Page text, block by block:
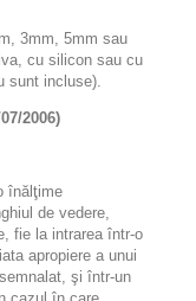
3mm, 5mm sau
cu silicon sau cu
sunt incluse).
2006)
înălţime
de vedere,
fie la intrarea într-o
apropiere a unui
şi într-un